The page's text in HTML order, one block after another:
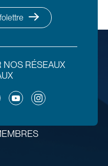
NOS RÉSEAUX
YouTubeInstagram